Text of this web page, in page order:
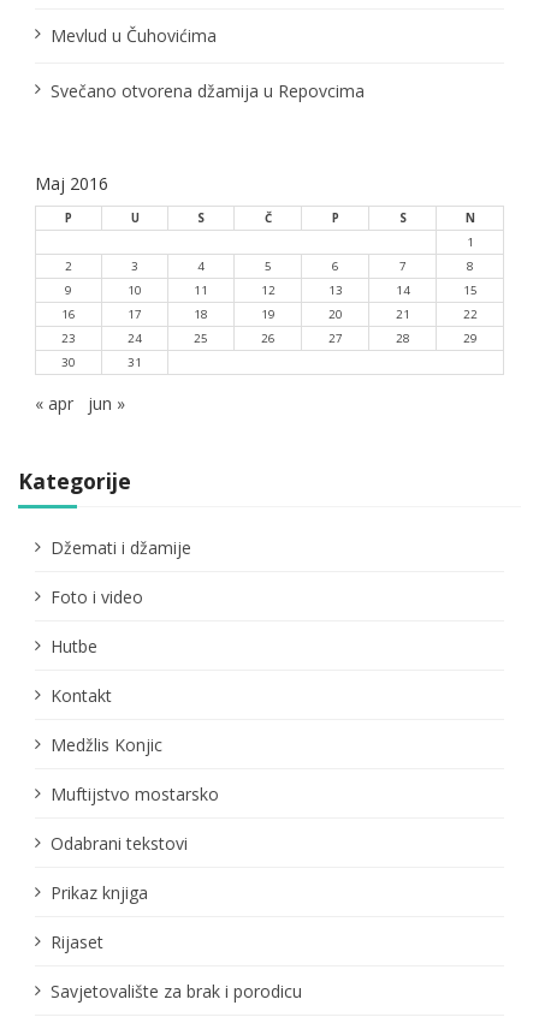
kMevlud u Čuhovićima
Svečano otvorena džamija u Repovcima
Maj 2016
P U S Č P S
N
1
2
3 4 5 6 7
8
9
10 11 12 13 14
15
16
17 18 19 20 21
22
23
24 25 26 27 28
29
30
31
« apr jun »
Kategorije
Džemati i džamije
Foto i video
Hutbe
Kontakt
Medžlis Konjic
Muftijstvo mostarsko
Odabrani tekstovi
Prikaz knjiga
Rijaset
Savjetovalište za brak i porodicu